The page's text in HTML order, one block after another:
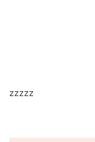
zzzzz